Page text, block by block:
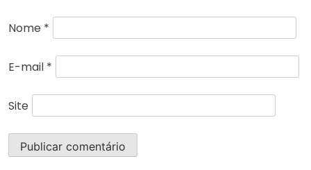
Nome *
E-mail *
Site